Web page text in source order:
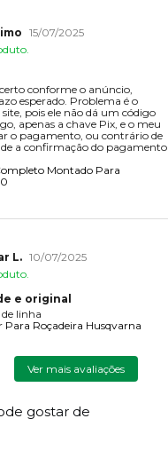
15/07/2025
conforme o anúncio,
esperado. Problema é o
pois ele não dá um código
apenas a chave Pix, e o meu
o pagamento, ou contrário de
a confirmação do pagamento
Montado Para
L. 10/07/2025
e original
linha
Roçadeira Husqvarna
Ver mais avaliações
gostar de